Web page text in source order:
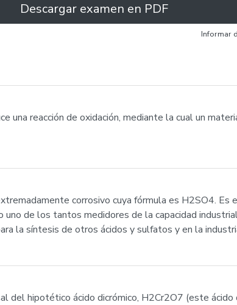
Descargar examen en PDF
Informar
una reacción de oxidación, mediante la cual un
corrosivo cuya fórmula es H2SO4. Es
uno de los tantos medidores de la capacidad
la síntesis de otros ácidos y sulfatos y en la
del hipotético ácido dicrómico, H2Cr2O7 (este